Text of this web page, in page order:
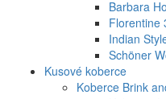
Barbara
Florentine
Indian
Schöner
Kusové koberce
Koberce Brink